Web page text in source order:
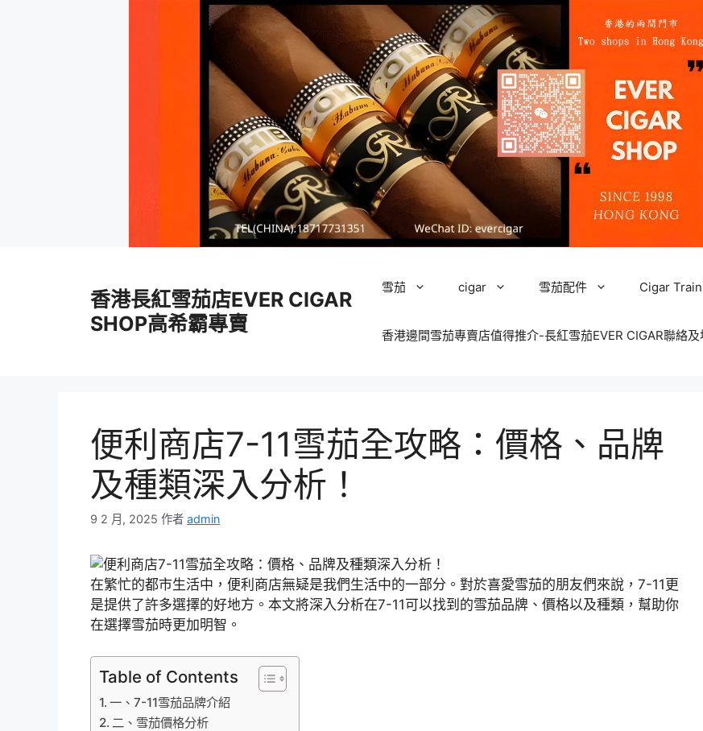
香港長紅雪茄店EVER CIGAR
SHOP高希霸專賣
雪茄 cigar 雪茄配件 Cigar
香港邊間雪茄專賣店值得推介-長紅雪茄EVER CIGAR聯絡及
便利商店7-11雪茄全攻略：價格、品牌
及種類深入分析！
9 2 月, 2025 作者 admin
在繁忙的都市生活中，便利商店無疑是我們生活中的一部分。對於喜愛雪茄的朋友們來說，7-11更
是提供了許多選擇的好地方。本文將深入分析在7-11可以找到的雪茄品牌、價格以及種類，幫助你
在選擇雪茄時更加明智。
Table of Contents
一、7-11雪茄品牌介紹
二、雪茄價格分析